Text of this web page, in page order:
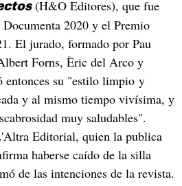
(H&O Editores), que fue
2020 y el Premio
El jurado, formado por Pau
Forns, Èric del Arco y
entonces su "estilo limpio y
y al mismo tiempo vivísima, y
muy saludables".
Editorial, quien la publica
haberse caído de la silla
de las intenciones de la revista.